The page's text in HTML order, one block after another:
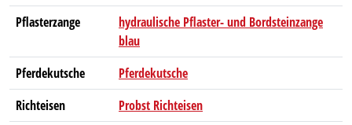
Pflasterzange
hydraulische Pflaster- und Bordsteinzange
blau
Pferdekutsche
Pferdekutsche
Richteisen
Probst Richteisen